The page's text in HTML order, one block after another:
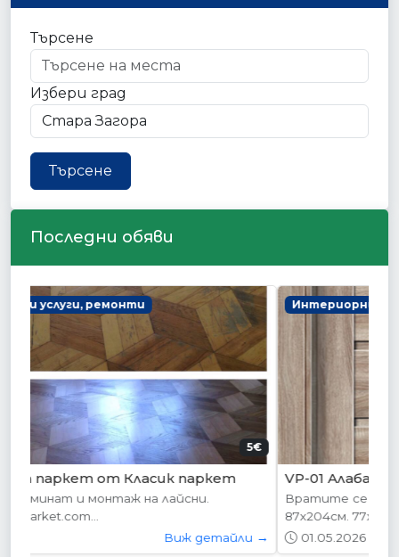
Търсене
Избери град
Търсене
Последни обяви
Интериорни врати
178.95€ (350лв.)
VP-01 Алабама
Вратите се предлагат в следните размери:
87х204см. 77х204см...
Виж детайли →